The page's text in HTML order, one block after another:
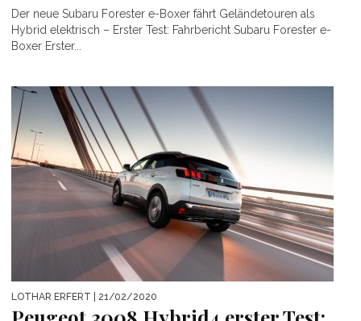
Der neue Subaru Forester e-Boxer fährt Geländetouren als
Hybrid elektrisch – Erster Test: Fahrbericht Subaru Forester e-
Boxer Erster...
LOTHAR ERFERT | 21/02/2020